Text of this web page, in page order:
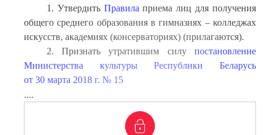
1. Утвердить Правила приема лиц для получения
общего среднего образования в гимназиях – колледжах
искусств, академиях (консерваториях) (прилагаются).
2. Признать утратившим силу постановление
Министерства культуры Республики Беларусь
от 30 марта 2018 г. № 15
....